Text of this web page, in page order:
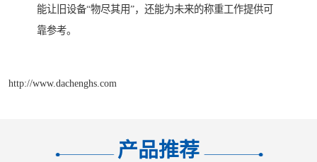
能让旧设备“物尽其用”，还能为未来的称重工作提供可
靠参考。
http://www.dachenghs.com
产品推荐